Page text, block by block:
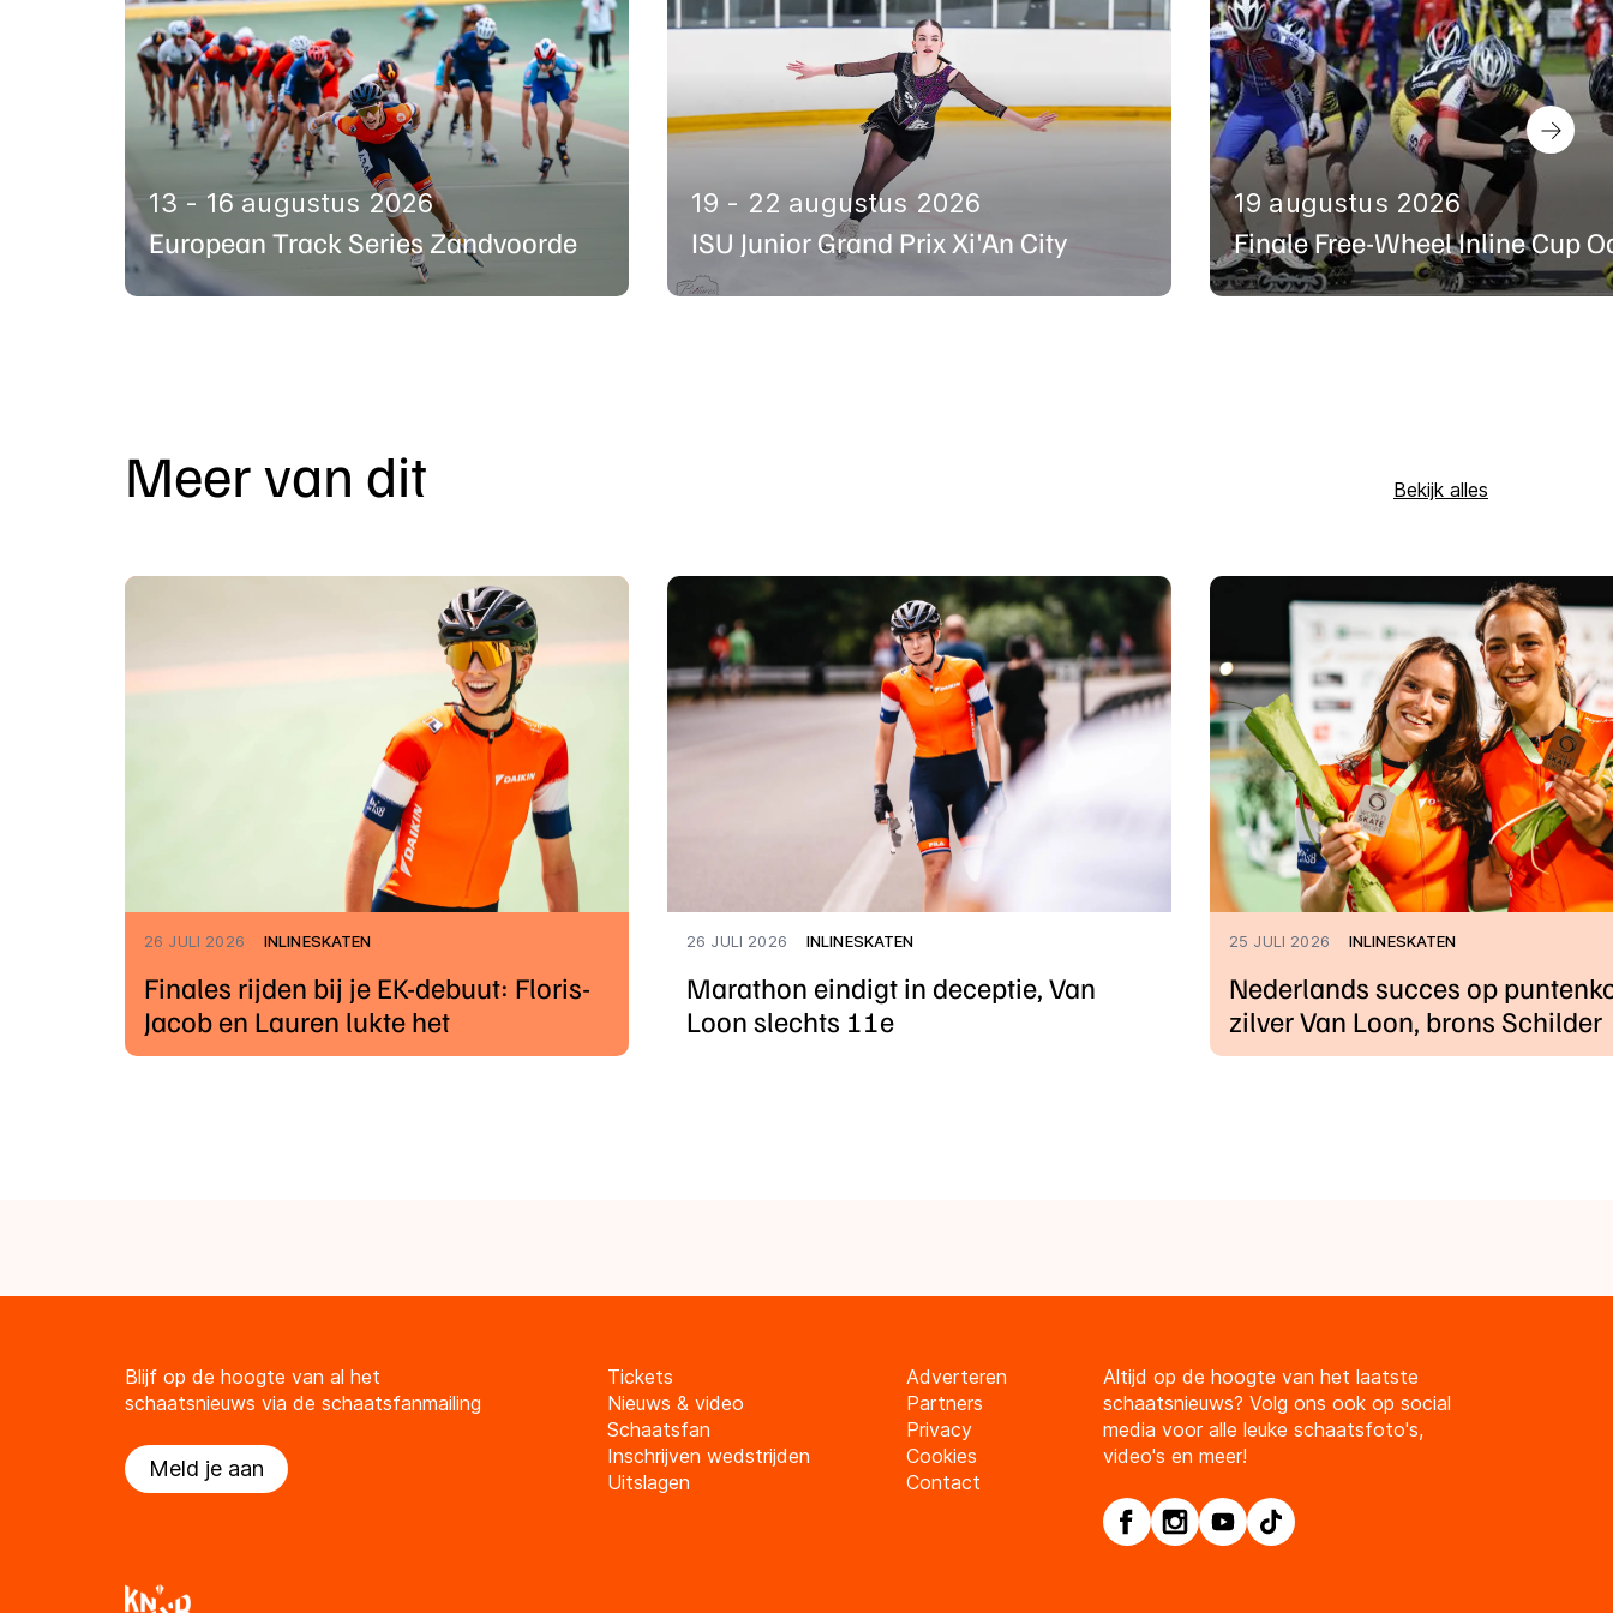
Puntenkoers pupillen 1 en ouder
13 - 16 augustus 2026
European Track Series Zandvoorde
19 - 22 augustus 2026
ISU Junior Grand Prix Xi'An City
19 augustus 2026
Finale Free-Wheel Inline Cup
Meer van dit Bekijk alles
26 JULI 2026 INLINESKATEN
Finales rijden bij je EK-debuut: Floris-
Jacob en Lauren lukte het
26 JULI 2026 INLINESKATEN
Marathon eindigt in deceptie, Van
Loon slechts 11e
25 JULI 2026 INLINESKATEN
Nederlands succes op
zilver Van Loon, brons Schilder
Blijf op de hoogte van al het
schaatsnieuws via de schaatsfanmailing
Meld je aan
Tickets
Nieuws & video
Schaatsfan
Inschrijven wedstrijden
Uitslagen
Adverteren
Partners
Privacy
Cookies
Contact
Altijd op de hoogte van het laatste
schaatsnieuws? Volg ons ook op social
media voor alle leuke schaatsfoto's,
video's en meer!